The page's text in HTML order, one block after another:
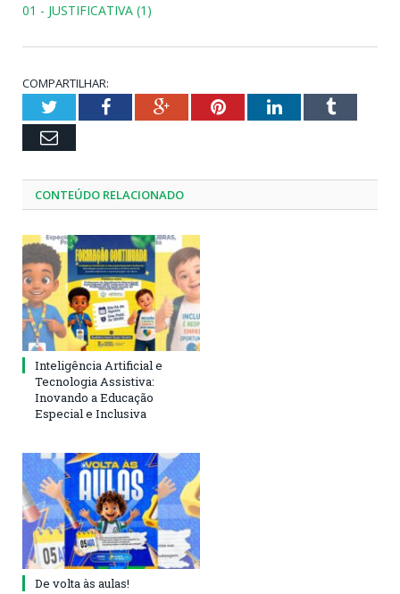
01 - JUSTIFICATIVA (1)
COMPARTILHAR:
TwitterFacebookGoogle+PinterestLinkedInTumblr
Email
CONTEÚDO RELACIONADO
Inteligência Artificial e
Tecnologia Assistiva:
Inovando a Educação
Especial e Inclusiva
De volta às aulas!